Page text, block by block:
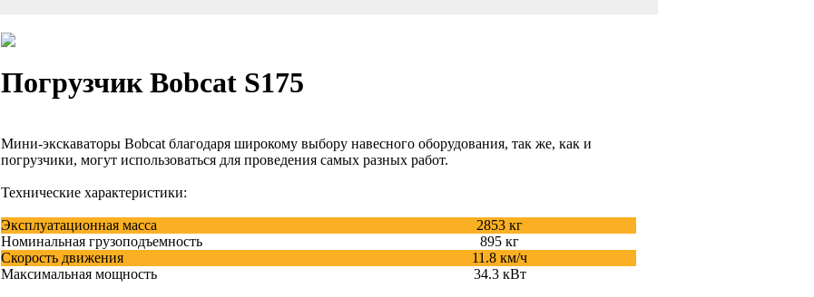
Погрузчик Bobcat S175
Мини-экскаваторы Bobcat благодаря широкому выбору навесного оборудования, так же, как и
погрузчики, могут использоваться для проведения самых разных работ.
Технические характеристики:
Эксплуатационная масса
2853 кг
Номинальная грузоподъемность
895 кг
Скорость движения
11.8 км/ч
Максимальная мощность
34.3 кВт